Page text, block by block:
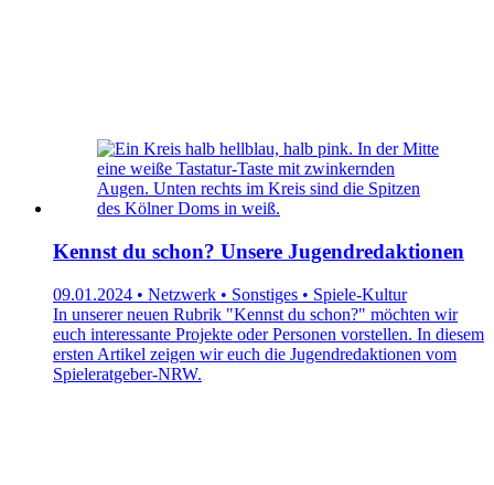
Kennst du schon? Unsere Jugendredaktionen
09.01.2024 • Netzwerk • Sonstiges • Spiele-Kultur
In unserer neuen Rubrik "Kennst du schon?" möchten wir
euch interessante Projekte oder Personen vorstellen. In diesem
ersten Artikel zeigen wir euch die Jugendredaktionen vom
Spieleratgeber-NRW.